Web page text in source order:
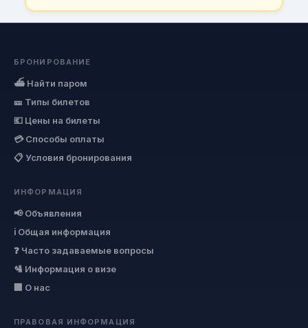
БРОНИРОВАНИЕ
⛴ Найти паром
🎫 Типы билетов
💶 Цены на билеты
💳 Способы оплаты
📋 Условия бронирования
ИНФОРМАЦИЯ
📢 Объявления
ℹ Общая информация
❓ Часто задаваемые вопросы
🛂 Информация о визе
🏢 О нас
ПРАВОВАЯ ИНФОРМАЦИЯ